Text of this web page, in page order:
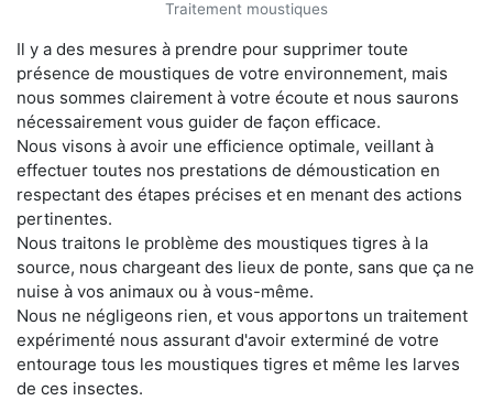
Traitement moustiques
Il y a des mesures à prendre pour supprimer toute
présence de moustiques de votre environnement, mais
nous sommes clairement à votre écoute et nous saurons
nécessairement vous guider de façon efficace.
Nous visons à avoir une efficience optimale, veillant à
effectuer toutes nos prestations de démoustication en
respectant des étapes précises et en menant des actions
pertinentes.
Nous traitons le problème des moustiques tigres à la
source, nous chargeant des lieux de ponte, sans que ça ne
nuise à vos animaux ou à vous-même.
Nous ne négligeons rien, et vous apportons un traitement
expérimenté nous assurant d'avoir exterminé de votre
entourage tous les moustiques tigres et même les larves
de ces insectes.